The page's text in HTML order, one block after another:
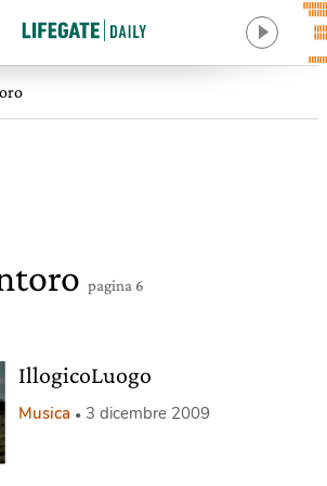
pagina 6
IllogicoLuogo
Musica 3 dicembre 2009